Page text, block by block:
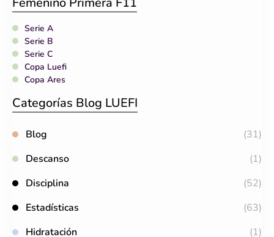
Serie A
Serie B
Serie C
Copa Luefi
Copa Ares
Categorías Blog LUEFI
Blog
(31)
Descanso
(1)
Disciplina
(52)
Estadísticas
(63)
Hidratación
(1)